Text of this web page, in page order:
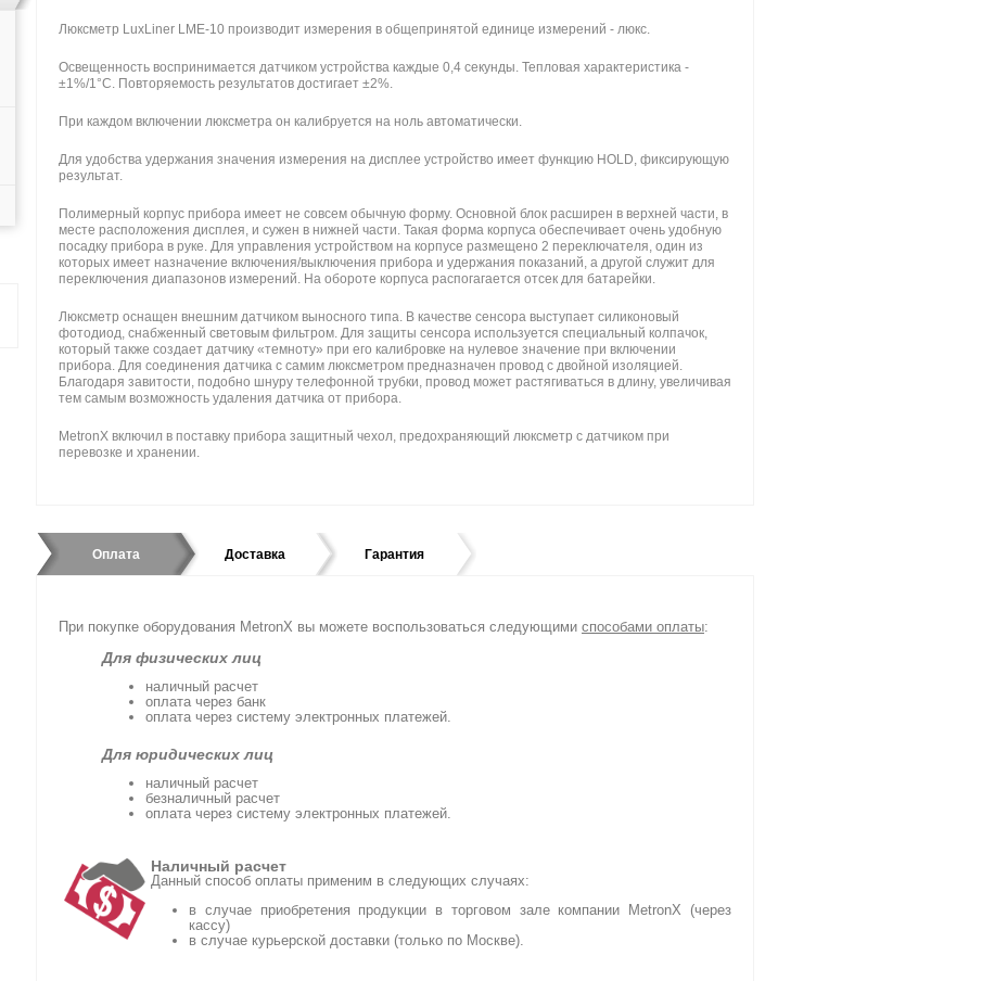
Люксметр LuxLiner LME-10 производит измерения в общепринятой единице измерений - люкс.
Освещенность воспринимается датчиком устройства каждые 0,4 секунды. Тепловая характеристика -
±1%/1°C. Повторяемость результатов достигает ±2%.
При каждом включении люксметра он калибруется на ноль автоматически.
Для удобства удержания значения измерения на дисплее устройство имеет функцию HOLD, фиксирующую
результат.
Полимерный корпус прибора имеет не совсем обычную форму. Основной блок расширен в верхней части, в
месте расположения дисплея, и сужен в нижней части. Такая форма корпуса обеспечивает очень удобную
посадку прибора в руке. Для управления устройством на корпусе размещено 2 переключателя, один из
которых имеет назначение включения/выключения прибора и удержания показаний, а другой служит для
переключения диапазонов измерений. На обороте корпуса распогагается отсек для батарейки.
Люксметр оснащен внешним датчиком выносного типа. В качестве сенсора выступает силиконовый
фотодиод, снабженный световым фильтром. Для защиты сенсора используется специальный колпачок,
который также создает датчику «темноту» при его калибровке на нулевое значение при включении
прибора. Для соединения датчика с самим люксметром предназначен провод с двойной изоляцией.
Благодаря завитости, подобно шнуру телефонной трубки, провод может растягиваться в длину, увеличивая
тем самым возможность удаления датчика от прибора.
MetronX включил в поставку прибора защитный чехол, предохраняющий люксметр с датчиком при
перевозке и хранении.
Оплата Доставка Гарантия
При покупке оборудования MetronX вы можете воспользоваться следующими способами оплаты:
Для физических лиц
наличный расчет
оплата через банк
оплата через систему электронных платежей.
Для юридических лиц
наличный расчет
безналичный расчет
оплата через систему электронных платежей.
Наличный расчет
Данный способ оплаты применим в следующих случаях:
в случае приобретения продукции в торговом зале компании MetronX (через
кассу)
в случае курьерской доставки (только по Москве).